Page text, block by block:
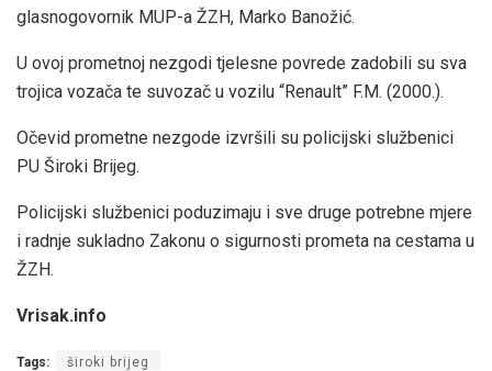
glasnogovornik MUP-a ŽZH, Marko Banožić.
U ovoj prometnoj nezgodi tjelesne povrede zadobili su sva
trojica vozača te suvozač u vozilu “Renault” F.M. (2000.).
Očevid prometne nezgode izvršili su policijski službenici
PU Široki Brijeg.
Policijski službenici poduzimaju i sve druge potrebne mjere
i radnje sukladno Zakonu o sigurnosti prometa na cestama u
ŽZH.
Vrisak.info
Tags: široki brijeg